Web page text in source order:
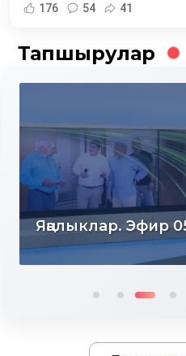
176 54 41
Тапшырулар
Яңалыклар. Эфир